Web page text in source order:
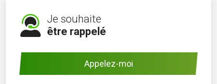
Je souhaite
être rappelé
Appelez-moi